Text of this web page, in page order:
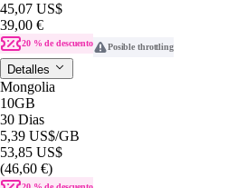
45,07 US$
39,00 €
20 % de descuento Posible throttling
Detalles
Mongolia
10GB
30 Dias
5,39 US$/GB
53,85 US$
(46,60 €)